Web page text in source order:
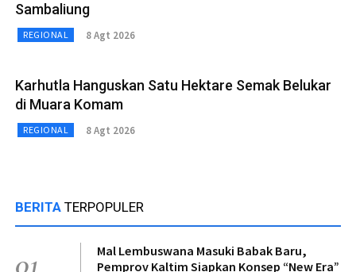
Sambaliung
REGIONAL 8 Agt 2026
Karhutla Hanguskan Satu Hektare Semak Belukar
di Muara Komam
REGIONAL 8 Agt 2026
BERITA TERPOPULER
01
Mal Lembuswana Masuki Babak Baru,
Pemprov Kaltim Siapkan Konsep “New Era”